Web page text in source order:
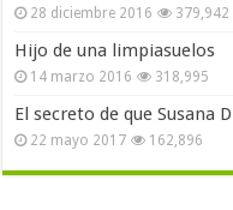
28 diciembre 2016 379,942
Hijo de una limpiasuelos
14 marzo 2016 318,995
El secreto de que Susana
22 mayo 2017 162,896